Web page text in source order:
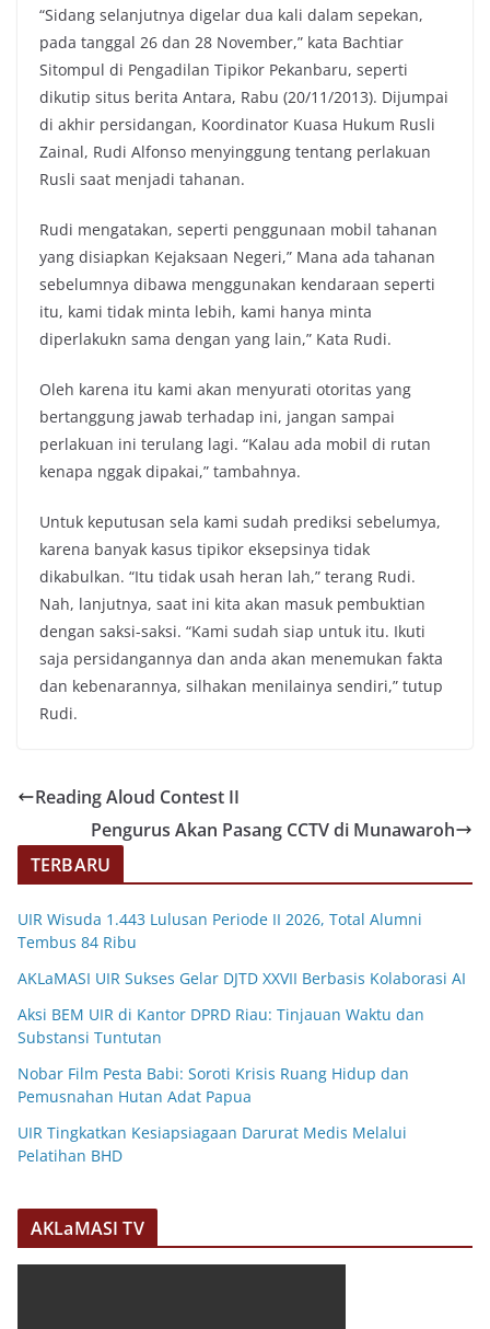
“Sidang selanjutnya digelar dua kali dalam sepekan,
pada tanggal 26 dan 28 November,” kata Bachtiar
Sitompul di Pengadilan Tipikor Pekanbaru, seperti
dikutip situs berita Antara, Rabu (20/11/2013). Dijumpai
di akhir persidangan, Koordinator Kuasa Hukum Rusli
Zainal, Rudi Alfonso menyinggung tentang perlakuan
Rusli saat menjadi tahanan.
Rudi mengatakan, seperti penggunaan mobil tahanan
yang disiapkan Kejaksaan Negeri,” Mana ada tahanan
sebelumnya dibawa menggunakan kendaraan seperti
itu, kami tidak minta lebih, kami hanya minta
diperlakukn sama dengan yang lain,” Kata Rudi.
Oleh karena itu kami akan menyurati otoritas yang
bertanggung jawab terhadap ini, jangan sampai
perlakuan ini terulang lagi. “Kalau ada mobil di rutan
kenapa nggak dipakai,” tambahnya.
Untuk keputusan sela kami sudah prediksi sebelumya,
karena banyak kasus tipikor eksepsinya tidak
dikabulkan. “Itu tidak usah heran lah,” terang Rudi.
Nah, lanjutnya, saat ini kita akan masuk pembuktian
dengan saksi-saksi. “Kami sudah siap untuk itu. Ikuti
saja persidangannya dan anda akan menemukan fakta
dan kebenarannya, silhakan menilainya sendiri,” tutup
Rudi.
Reading Aloud Contest II
Pengurus Akan Pasang CCTV di Munawaroh
TERBARU
UIR Wisuda 1.443 Lulusan Periode II 2026, Total Alumni
Tembus 84 Ribu
AKLaMASI UIR Sukses Gelar DJTD XXVII Berbasis Kolaborasi AI
Aksi BEM UIR di Kantor DPRD Riau: Tinjauan Waktu dan
Substansi Tuntutan
Nobar Film Pesta Babi: Soroti Krisis Ruang Hidup dan
Pemusnahan Hutan Adat Papua
UIR Tingkatkan Kesiapsiagaan Darurat Medis Melalui
Pelatihan BHD
AKLaMASI TV